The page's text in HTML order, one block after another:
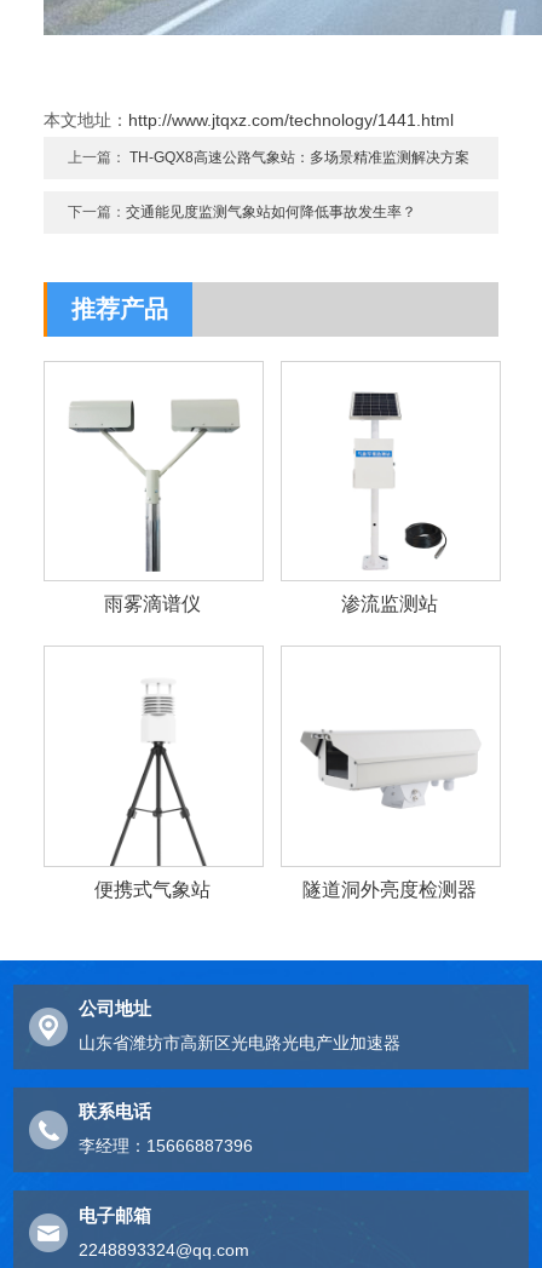
本文地址： http://www.jtqxz.com/technology/1441.html
上一篇：TH-GQX8高速公路气象站：多场景精准监测解决方案
下一篇：交通能见度监测气象站如何降低事故发生率？
推荐产品
雨雾滴谱仪 渗流监测站
便携式气象站 隧道洞外亮度检测器
公司地址
山东省潍坊市高新区光电路光电产业加速器
联系电话
李经理：15666887396
电子邮箱
2248893324@qq.com